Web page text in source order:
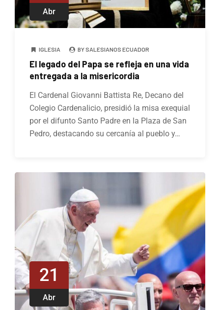
Abr
IGLESIA BY SALESIANOS ECUADOR
El legado del Papa se refleja en una vida
entregada a la misericordia
El Cardenal Giovanni Battista Re, Decano del
Colegio Cardenalicio, presidió la misa exequial
por el difunto Santo Padre en la Plaza de San
Pedro, destacando su cercanía al pueblo y…
21
Abr